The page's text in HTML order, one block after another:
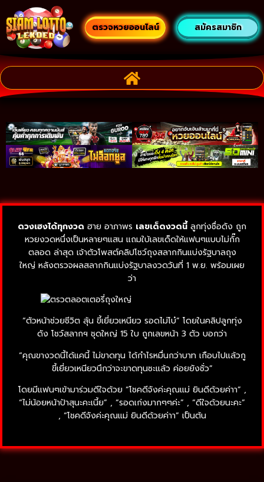
ตรวจหวยออนไลน์ สมัครสมาชิก
ดวงเฮงได้ทุกงวด ฮาย อาภาพร เลขเด็ดงวดนี้ ลูกทุ่งชื่อดัง ถูก
หวยงวดหนึ่งเป็นหลายๆแสน แถมใบ้เลขเด็ดให้แฟนๆแบบไม่กั๊ก
ตลอด ล่าสุด เจ้าตัวโพสต์คลิปโชว์ถุงสลากกินแบ่งรัฐบาลถุง
ใหญ่ หลังตรวจผลสลากกินแบ่งรัฐบาลงวดวันที่ 1 พ.ย. พร้อมเผย
ว่า
“ตัวหน้าช่วยชีวิต ลุ้น ขี้เยี่ยวเหนียว รอดไม่โบ๋” โดยในคลิปลูกทุ่ง
ดัง โชว์สลากฯ ชุดใหญ่ 15 ใบ ถูกเลขหน้า 3 ตัว บอกว่า
“คุณขางวดนี้ได้แคนี้ ไม่ขาดทุน ได้กำไรหมื่นกว่าบาท เกือบไปแล้วกู
ขี้เยี่ยวเหนียวนึกว่าจะขาดทุนซะแล้ว ค่อยยังชั่ว”
โดยมีแฟนๆเข้ามาร่วมดีใจด้วย “โชคดีจังค่ะคุณแม่ ยินดีด้วยค่าา” ,
“ไม่น้อยหน้าป้าสุนะคะเนี้ย” , “รอดเก่งมากๆๆค่ะ” , “ดีใจด้วยนะคะ”
, “โชคดีจังค่ะคุณแม่ ยินดีด้วยค่าา” เป็นต้น